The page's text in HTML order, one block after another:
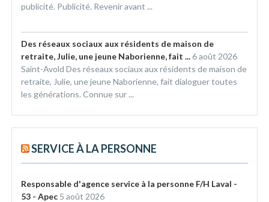
publicité. Publicité. Revenir avant ...
Des réseaux sociaux aux résidents de maison de
retraite, Julie, une jeune Naborienne, fait ... 6 août 2026
Saint-Avold Des réseaux sociaux aux résidents de maison de
retraite, Julie, une jeune Naborienne, fait dialoguer toutes
les générations. Connue sur ...
SERVICE À LA PERSONNE
Responsable d'agence service à la personne F/H Laval -
53 - Apec 5 août 2026